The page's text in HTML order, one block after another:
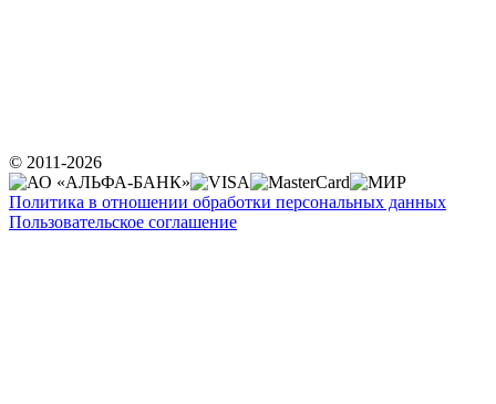
© 2011-2026
Политика в отношении обработки персональных данных
Пользовательское соглашение